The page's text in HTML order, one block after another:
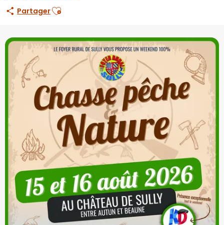
PartagerAjouter aux favoris